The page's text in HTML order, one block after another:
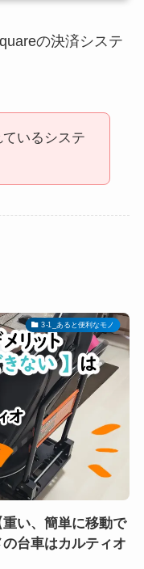
の決済システ
いるシステ
3-1_あると便利なモノ
い、簡単に移動で
台車はカルティオ